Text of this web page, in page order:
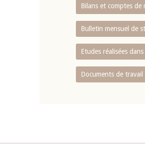
Bilans et comptes de
Bulletin mensuel de
Etudes réalisées
Documents de travail